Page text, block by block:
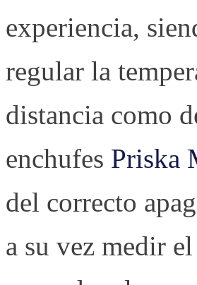
experiencia,
regular la
distancia como
enchufes Priska
del correcto
a su vez medir